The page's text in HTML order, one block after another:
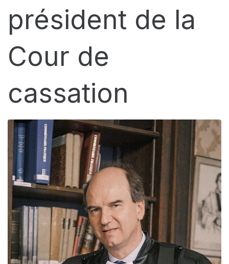
président de la
Cour de
cassation